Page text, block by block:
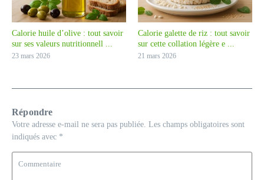
Calorie huile d’olive : tout savoir
sur ses valeurs nutritionnell ...
23 mars 2026
Calorie galette de riz : tout savoir
sur cette collation légère e ...
21 mars 2026
Répondre
Votre adresse e-mail ne sera pas publiée. Les champs obligatoires sont
indiqués avec *